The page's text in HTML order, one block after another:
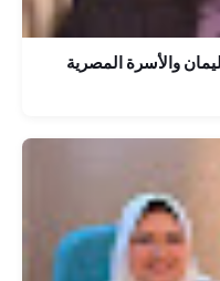
والأسرة المصرية